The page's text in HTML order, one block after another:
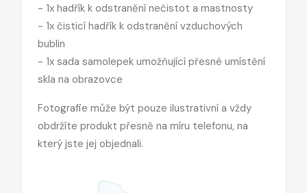
- 1x hadřík k odstranění nečistot a mastnosty
- 1x čisticí hadřík k odstranění vzduchových
bublin
- 1x sada samolepek umožňující přesné umístění
skla na obrazovce
Fotografie může být pouze ilustrativní a vždy
obdržíte produkt přesně na míru telefonu, na
který jste jej objednali.